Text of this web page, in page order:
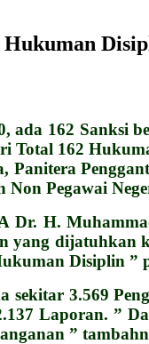
Hukuman
ada 162 Sanksi
162
Non Pegawai
Dr. H.
yang dijatuhkan
Disiplin ”
3.569
Laporan. ”
”